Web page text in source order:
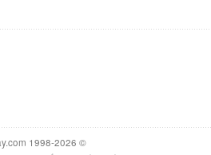
© 1998-2026 Heartlight, Inc. Verseoftheday.com